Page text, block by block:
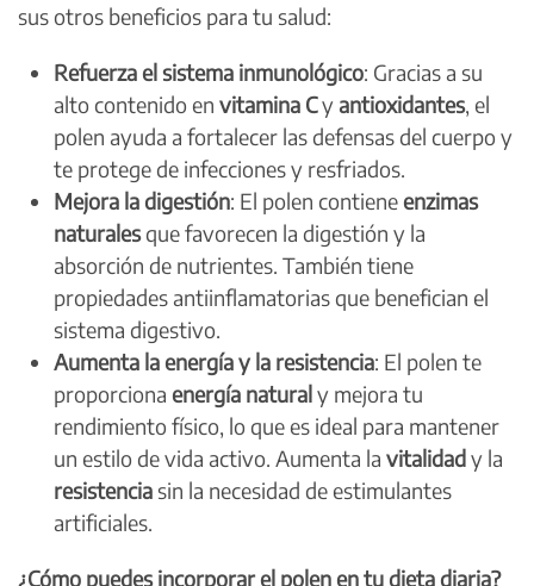
sus otros beneficios para tu salud:
Refuerza el sistema inmunológico: Gracias a su
alto contenido en vitamina Cy antioxidantes, el
polen ayuda a fortalecer las defensas del cuerpo y
te protege de infecciones y resfriados.
Mejora la digestión: El polen contieneenzimas
naturalesque favorecen la digestión y la
absorción de nutrientes. También tiene
propiedades antiinflamatorias que benefician el
sistema digestivo.
Aumenta la energía y la resistencia: El polen te
proporciona energía naturaly mejora tu
rendimiento físico, lo que es ideal para mantener
un estilo de vida activo. Aumenta la vitalidady la
resistencia sin la necesidad de estimulantes
artificiales.
¿Cómo puedes incorporar el polen en tu dieta diaria?